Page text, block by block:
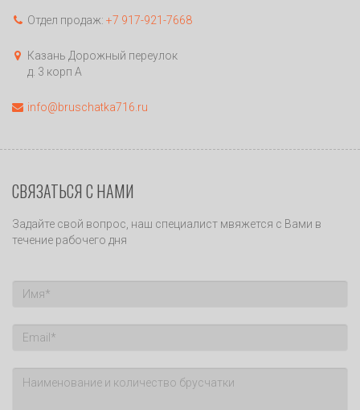
Отдел продаж: +7 917-921-7668
Казань Дорожный переулок
д. 3 корп А
info@bruschatka716.ru
СВЯЗАТЬСЯ С НАМИ
Задайте свой вопрос, наш специалист мвяжется с Вами в
течение рабочего дня